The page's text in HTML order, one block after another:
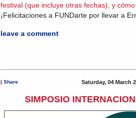
festival (que incluye otras fechas), y
¡Felicitaciones a FUNDarte por llevar a
leave a comment
| Share Saturday, 04 March
SIMPOSIO